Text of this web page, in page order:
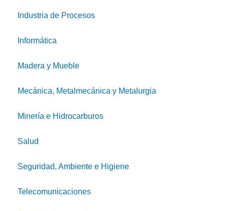
Industria de Procesos
Informática
Madera y Mueble
Mecánica, Metalmecánica y Metalurgia
Minería e Hidrocarburos
Salud
Seguridad, Ambiente e Higiene
Telecomunicaciones